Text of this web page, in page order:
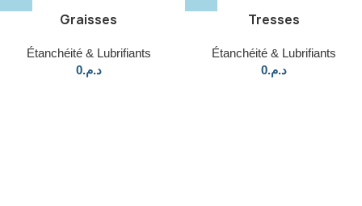
Graisses
Étanchéité & Lubrifiants
د.م.0
Tresses
Étanchéité & Lubrifiants
د.م.0